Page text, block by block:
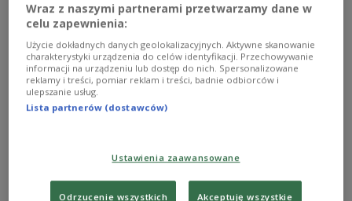
To nie pieniądze, a zdrowie i kontakt z bliskimi są dla nas najważniejsze
Shutterstock/Caterina Trimarchi
Robert Moreń, dyrektor do spraw korporacyjnych
Mars Wrigley Polska mówi, że raport zadaje kłam
stereotypowi, iż Polacy są nieszczęśliwym
daje nam zdrowie (48 proc.) oraz rodzina (46 proc.).
okolicznościowe "na zdrowie" biorą się z bardzo
Wraz z naszymi partnerami przetwarzamy dane w
celu zapewnienia:
Użycie dokładnych danych geolokalizacyjnych. Aktywne skanowanie
charakterystyki urządzenia do celów identyfikacji. Przechowywanie
informacji na urządzeniu lub dostęp do nich. Spersonalizowane
reklamy i treści, pomiar reklam i treści, badnie odbiorców i
ulepszanie usług.
Lista partnerów (dostawców)
Ustawienia zaawansowane
Odrzucenie wszystkich Akceptuję wszystkie